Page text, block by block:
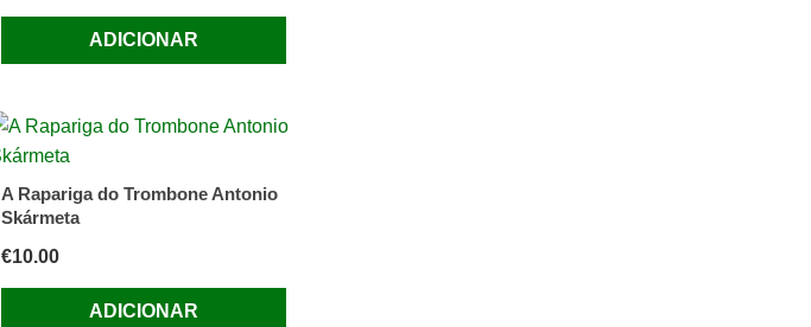
ADICIONAR
A Rapariga do Trombone Antonio
Skármeta
€10.00
ADICIONAR